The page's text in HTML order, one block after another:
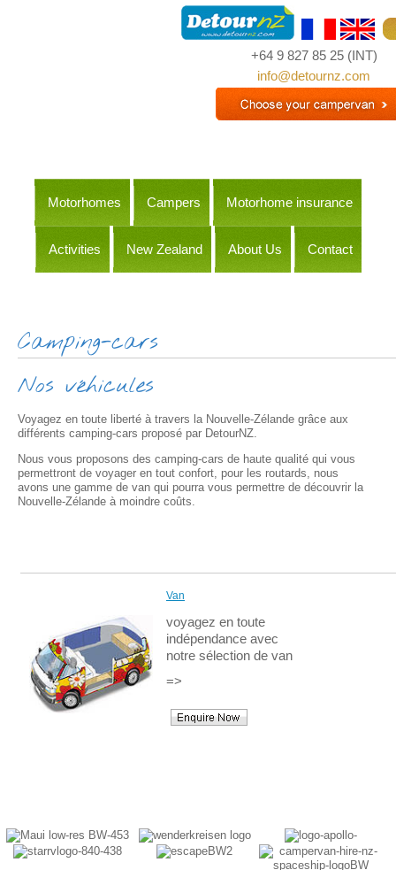
+64 9 827 85 25(INT)
info@detournz.com
Motorhomes Campers Motorhome insurance
Activities New Zealand About Us Contact
Camping-cars
Nos véhicules
Voyagez en toute liberté à travers la Nouvelle-Zélande grâce aux
différents camping-cars proposé par DetourNZ.
Nous vous proposons des camping-cars de haute qualité qui vous
permettront de voyager en tout confort, pour les routards, nous
avons une gamme de van qui pourra vous permettre de découvrir la
Nouvelle-Zélande à moindre coûts.
Van
voyagez en toute
indépendance avec
notre sélection de van
=>